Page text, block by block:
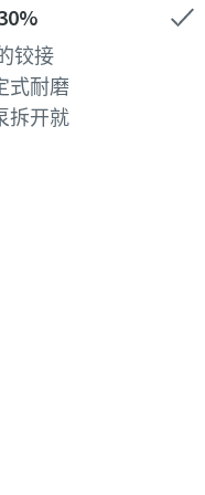
铰接
式耐磨
拆开就